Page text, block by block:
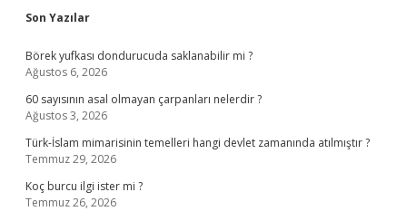
Sidebar
Son Yazılar
Börek yufkası dondurucuda saklanabilir mi ?
Ağustos 6, 2026
60 sayısının asal olmayan çarpanları nelerdir ?
Ağustos 3, 2026
Türk-İslam mimarisinin temelleri hangi devlet zamanında atılmıştır ?
Temmuz 29, 2026
Koç burcu ilgi ister mi ?
Temmuz 26, 2026